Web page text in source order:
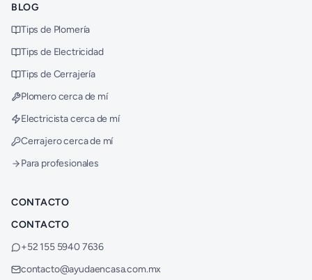
BLOG
Tips de Plomería
Tips de Electricidad
Tips de Cerrajería
Plomero cerca de mí
Electricista cerca de mí
Cerrajero cerca de mí
Para profesionales
CONTACTO
CONTACTO
+52 155 5940 7636
contacto@ayudaencasa.com.mx